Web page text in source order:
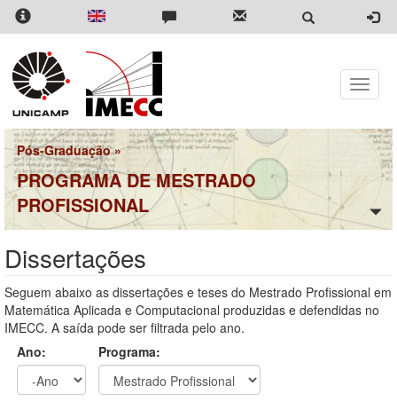
Pular
para
conteúdo
principal
Toggle
Pós-Graduação»
PROGRAMA DE MESTRADO
PROFISSIONAL
Dissertações
Seguem abaixo as dissertações e teses do Mestrado Profissional em
Matemática Aplicada e Computacional produzidas e defendidas no
IMECC. A saída pode ser filtrada pelo ano.
Ano:
Programa: